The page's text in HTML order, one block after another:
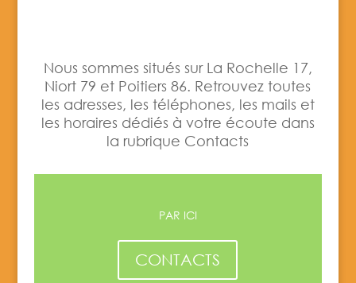
Nous sommes situés sur La Rochelle 17,
Niort 79 et Poitiers 86. Retrouvez toutes
les adresses, les téléphones, les mails et
les horaires dédiés à votre écoute dans
la rubrique Contacts
PAR ICI
CONTACTS